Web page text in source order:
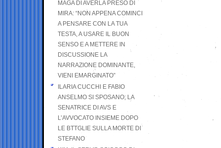
MAGA DI AVERLA PRESO DI
MIRA: “NON APPENA COMINCI
A PENSARE CON LA TUA
TESTA, A USARE IL BUON
SENSO E A METTERE IN
DISCUSSIONE LA
NARRAZIONE DOMINANTE,
VIENI EMARGINATO”
ILARIA CUCCHI E FABIO
ANSELMO SI SPOSANO; LA
SENATRICE DI AVS E
L’AVVOCATO INSIEME DOPO
LE BTTGLIE SULLA MORTE DI
STEFANO